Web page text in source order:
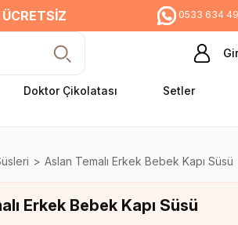
0533 634
Doktor Çikolatası Setler
Aslan Temalı Erkek Bebek Kapı Süsü
Erkek Bebek Kapı Süsü